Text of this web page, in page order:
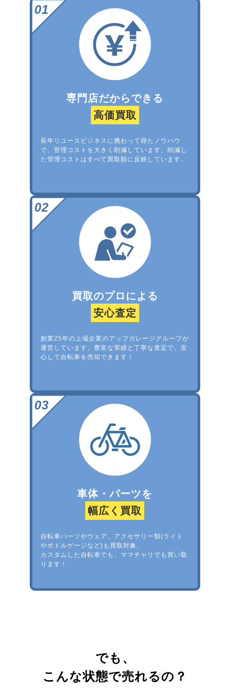
専門店だからできる
高価買取
長年リユースビジネスに携わって得たノウハウ
で、管理コストを大きく削減しています。削減し
た管理コストはすべて買取額に反映しています。
買取のプロによる
安心査定
創業25年の上場企業のアップガレージグループが
運営しています。豊富な実績と丁寧な査定で、安
心して自転車を売却できます！
車体・パーツを
幅広く買取
自転車パーツやウェア、アクセサリー類(ライト
やボトルゲージなど)も買取対象。
カスタムした自転車でも、ママチャリでも買い取
ります！
でも、
こんな状態で売れるの？